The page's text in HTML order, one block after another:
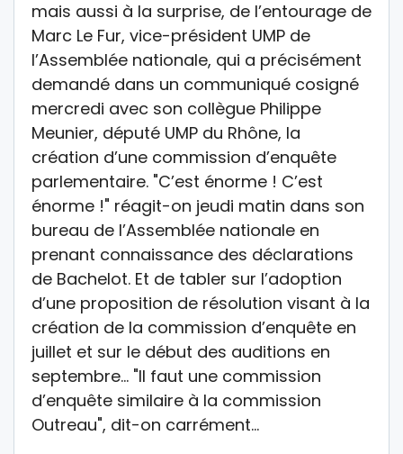
mais aussi à la surprise, de l’entourage de
Marc Le Fur, vice-président UMP de
l’Assemblée nationale, qui a précisément
demandé dans un communiqué cosigné
mercredi avec son collègue Philippe
Meunier, député UMP du Rhône, la
création d’une commission d’enquête
parlementaire. "C’est énorme ! C’est
énorme !" réagit-on jeudi matin dans son
bureau de l’Assemblée nationale en
prenant connaissance des déclarations
de Bachelot. Et de tabler sur l’adoption
d’une proposition de résolution visant à la
création de la commission d’enquête en
juillet et sur le début des auditions en
septembre… "Il faut une commission
d’enquête similaire à la commission
Outreau", dit-on carrément…